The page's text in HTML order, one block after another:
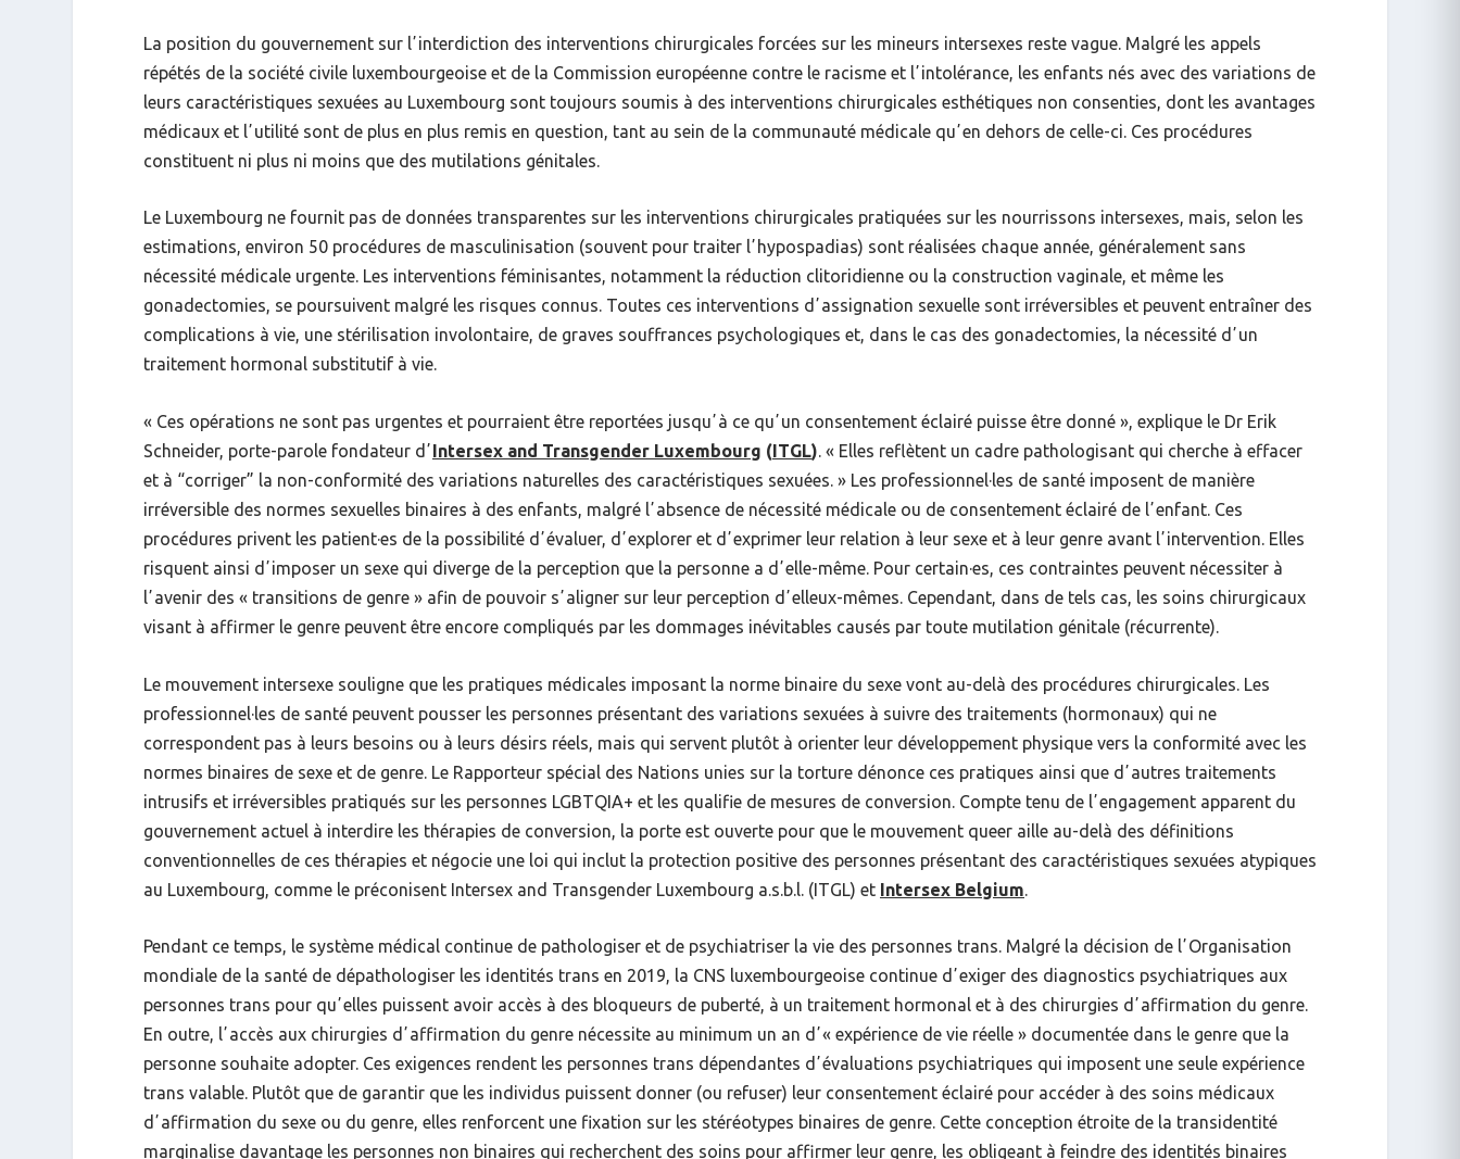
La position du gouvernement sur lʼinterdiction des interventions chirurgicales forcées sur les mineurs intersexes reste vague. Malgré les appels
répétés de la société civile luxembourgeoise et de la Commission européenne contre le racisme et lʼintolérance, les enfants nés avec des variations de
leurs caractéristiques sexuées au Luxembourg sont toujours soumis à des interventions chirurgicales esthétiques non consenties, dont les avantages
médicaux et lʼutilité sont de plus en plus remis en question, tant au sein de la communauté médicale quʼen dehors de celle-ci. Ces procédures
constituent ni plus ni moins que des mutilations génitales.
Le Luxembourg ne fournit pas de données transparentes sur les interventions chirurgicales pratiquées sur les nourrissons intersexes, mais, selon les
estimations, environ 50 procédures de masculinisation (souvent pour traiter lʼhypospadias) sont réalisées chaque année, généralement sans
nécessité médicale urgente. Les interventions féminisantes, notamment la réduction clitoridienne ou la construction vaginale, et même les
gonadectomies, se poursuivent malgré les risques connus. Toutes ces interventions dʼassignation sexuelle sont irréversibles et peuvent entraîner des
complications à vie, une stérilisation involontaire, de graves souffrances psychologiques et, dans le cas des gonadectomies, la nécessité dʼun
traitement hormonal substitutif à vie.
« Ces opérations ne sont pas urgentes et pourraient être reportées jusquʼà ce quʼun consentement éclairé puisse être donné », explique le Dr Erik
Schneider, porte-parole fondateur dʼIntersex and Transgender Luxembourg (ITGL). « Elles reflètent un cadre pathologisant qui cherche à effacer
et à “corriger” la non-conformité des variations naturelles des caractéristiques sexuées. » Les professionnel·les de santé imposent de manière
irréversible des normes sexuelles binaires à des enfants, malgré lʼabsence de nécessité médicale ou de consentement éclairé de lʼenfant. Ces
procédures privent les patient·es de la possibilité dʼévaluer, dʼexplorer et dʼexprimer leur relation à leur sexe et à leur genre avant lʼintervention. Elles
risquent ainsi dʼimposer un sexe qui diverge de la perception que la personne a dʼelle-même. Pour certain·es, ces contraintes peuvent nécessiter à
lʼavenir des « transitions de genre » afin de pouvoir sʼaligner sur leur perception dʼelleux-mêmes. Cependant, dans de tels cas, les soins chirurgicaux
visant à affirmer le genre peuvent être encore compliqués par les dommages inévitables causés par toute mutilation génitale (récurrente).
Le mouvement intersexe souligne que les pratiques médicales imposant la norme binaire du sexe vont au-delà des procédures chirurgicales. Les
professionnel·les de santé peuvent pousser les personnes présentant des variations sexuées à suivre des traitements (hormonaux) qui ne
correspondent pas à leurs besoins ou à leurs désirs réels, mais qui servent plutôt à orienter leur développement physique vers la conformité avec les
normes binaires de sexe et de genre. Le Rapporteur spécial des Nations unies sur la torture dénonce ces pratiques ainsi que dʼautres traitements
intrusifs et irréversibles pratiqués sur les personnes LGBTQIA+ et les qualifie de mesures de conversion. Compte tenu de lʼengagement apparent du
gouvernement actuel à interdire les thérapies de conversion, la porte est ouverte pour que le mouvement queer aille au-delà des définitions
conventionnelles de ces thérapies et négocie une loi qui inclut la protection positive des personnes présentant des caractéristiques sexuées atypiques
au Luxembourg, comme le préconisent Intersex and Transgender Luxembourg a.s.b.l. (ITGL) et Intersex Belgium.
Pendant ce temps, le système médical continue de pathologiser et de psychiatriser la vie des personnes trans. Malgré la décision de lʼOrganisation
mondiale de la santé de dépathologiser les identités trans en 2019, la CNS luxembourgeoise continue dʼexiger des diagnostics psychiatriques aux
personnes trans pour quʼelles puissent avoir accès à des bloqueurs de puberté, à un traitement hormonal et à des chirurgies dʼaffirmation du genre.
En outre, lʼaccès aux chirurgies dʼaffirmation du genre nécessite au minimum un an dʼ« expérience de vie réelle » documentée dans le genre que la
personne souhaite adopter. Ces exigences rendent les personnes trans dépendantes dʼévaluations psychiatriques qui imposent une seule expérience
trans valable. Plutôt que de garantir que les individus puissent donner (ou refuser) leur consentement éclairé pour accéder à des soins médicaux
dʼaffirmation du sexe ou du genre, elles renforcent une fixation sur les stéréotypes binaires de genre. Cette conception étroite de la transidentité
marginalise davantage les personnes non binaires qui recherchent des soins pour affirmer leur genre, les obligeant à feindre des identités binaires